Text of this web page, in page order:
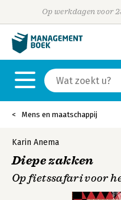
Op werkdagen voor
Mens en maatschappij
Karin Anema
Diepe zakken
Op fietssafari voor